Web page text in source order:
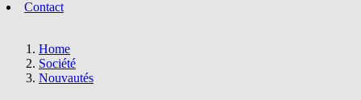
Contact
Home
Société
Nouvautés